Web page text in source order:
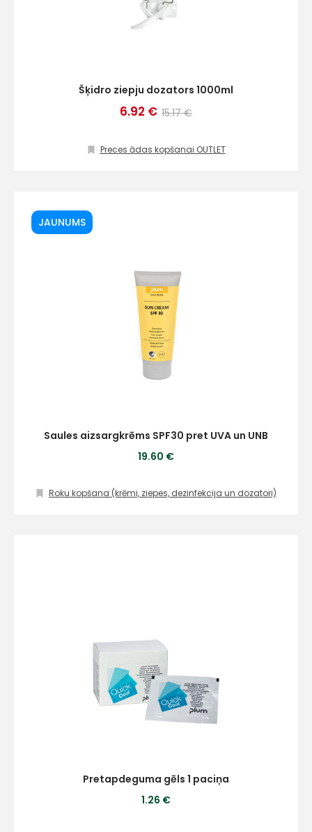
Šķidro ziepju dozators 1000ml
6.92 € 15.17 €
Preces ādas kopšanai OUTLET
JAUNUMS
Saules aizsargkrēms SPF30 pret UVA un UNB
19.60 €
Roku kopšana (krēmi, ziepes, dezinfekcija un dozatori)
Pretapdeguma gēls 1 paciņa
1.26 €